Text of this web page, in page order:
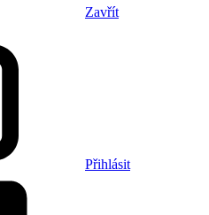
Zavřít
Přihlásit